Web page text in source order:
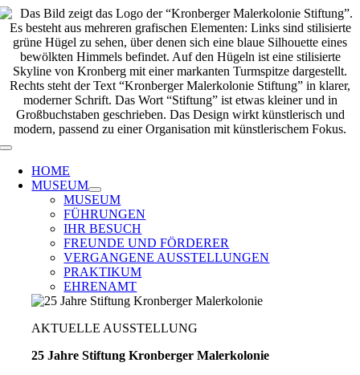
Zum
Inhalt
springen
Toggle
Navigation
HOME
MUSEUM
MUSEUM
FÜHRUNGEN
IHR BESUCH
FREUNDE UND FÖRDERER
VERGANGENE AUSSTELLUNGEN
PRAKTIKUM
EHRENAMT
AKTUELLE AUSSTELLUNG
25 Jahre Stiftung Kronberger Malerkolonie